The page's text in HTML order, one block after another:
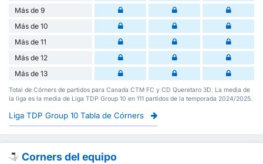
Más de 9
Más de 10
Más de 11
Más de 12
Más de 13
Total de Córners de partidos para Canada CTM FC y CD Queretaro 3D. La media de
la liga es la media de Liga TDP Group 10 en 111 partidos de la temporada 2024/2025.
Liga TDP Group 10 Tabla de Córners
Corners del equipo